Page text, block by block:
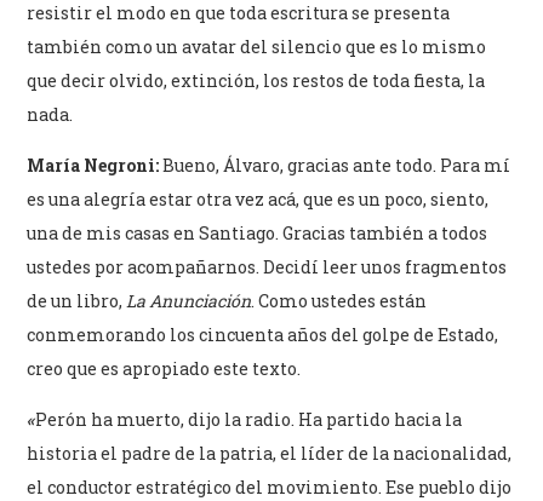
resistir el modo en que toda escritura se presenta
también como un avatar del silencio que es lo mismo
que decir olvido, extinción, los restos de toda fiesta, la
nada.
María Negroni:Bueno, Álvaro, gracias ante todo. Para mí
es una alegría estar otra vez acá, que es un poco, siento,
una de mis casas en Santiago. Gracias también a todos
ustedes por acompañarnos. Decidí leer unos fragmentos
de un libro,La Anunciación. Como ustedes están
conmemorando los cincuenta años del golpe de Estado,
creo que es apropiado este texto.
«Perón ha muerto, dijo la radio. Ha partido hacia la
historia el padre de la patria, el líder de la nacionalidad,
el conductor estratégico del movimiento. Ese pueblo dijo